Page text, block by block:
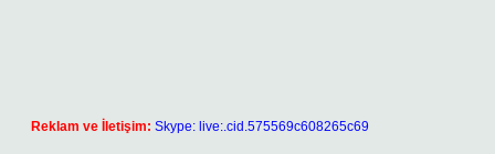
Reklam ve İletişim: Skype: live:.cid.575569c608265c69